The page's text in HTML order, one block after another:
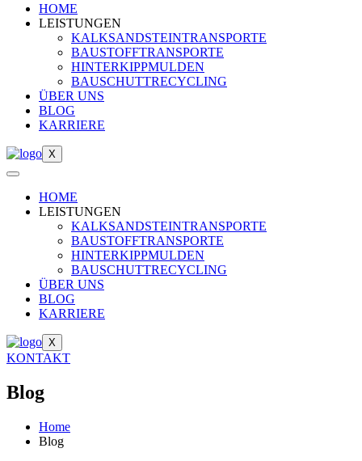
HOME
LEISTUNGEN
KALKSANDSTEINTRANSPORTE
BAUSTOFFTRANSPORTE
HINTERKIPPMULDEN
BAUSCHUTTRECYCLING
ÜBER UNS
BLOG
KARRIERE
X
HOME
LEISTUNGEN
KALKSANDSTEINTRANSPORTE
BAUSTOFFTRANSPORTE
HINTERKIPPMULDEN
BAUSCHUTTRECYCLING
ÜBER UNS
BLOG
KARRIERE
X
KONTAKT
Blog
Home
Blog